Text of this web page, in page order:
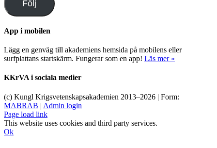
Följ
App i mobilen
Lägg en genväg till akademiens hemsida på mobilens eller
surfplattans startskärm. Fungerar som en app! Läs mer »
KKrVA i sociala medier
(c) Kungl Krigsvetenskapsakademien 2013–2026 | Form:
MABRAB | Admin login
Page load link
This website uses cookies and third party services.
Ok